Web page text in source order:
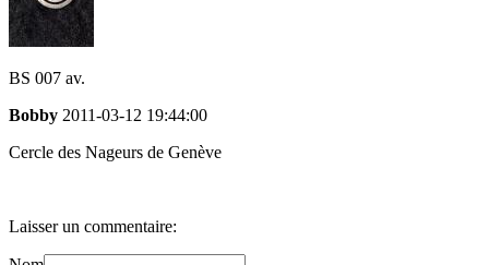
BS 007 av.
Bobby 2011-03-12 19:44:00
Cercle des Nageurs de Genève
Laisser un commentaire: